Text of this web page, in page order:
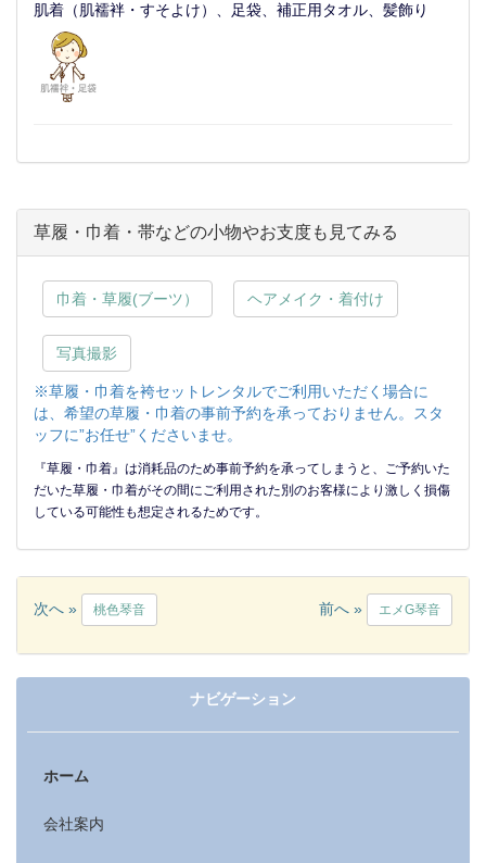
肌着（肌襦袢・すそよけ）、足袋、補正用タオル、髪飾り
草履・巾着・帯などの小物やお支度も見てみる
巾着・草履(ブーツ） ヘアメイク・着付け
写真撮影
※草履・巾着を袴セットレンタルでご利用いただく場合に
は、希望の草履・巾着の事前予約を承っておりません。スタ
ッフに”お任せ”くださいませ。
『草履・巾着』は消耗品のため事前予約を承ってしまうと、ご予約いた
だいた草履・巾着がその間にご利用された別のお客様により激しく損傷
している可能性も想定されるためです。
次へ » 桃色琴音 前へ » エメG琴音
ナビゲーション
ホーム
会社案内